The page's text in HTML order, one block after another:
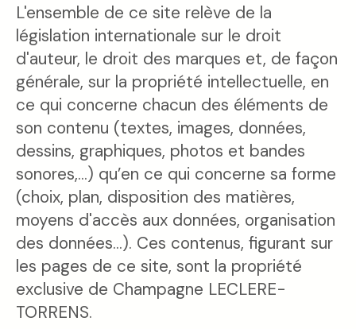
L'ensemble de ce site relève de la
législation internationale sur le droit
d'auteur, le droit des marques et, de façon
générale, sur la propriété intellectuelle, en
ce qui concerne chacun des éléments de
son contenu (textes, images, données,
dessins, graphiques, photos et bandes
sonores,...) qu’en ce qui concerne sa forme
(choix, plan, disposition des matières,
moyens d'accès aux données, organisation
des données...). Ces contenus, figurant sur
les pages de ce site, sont la propriété
exclusive de Champagne LECLERE-
TORRENS.